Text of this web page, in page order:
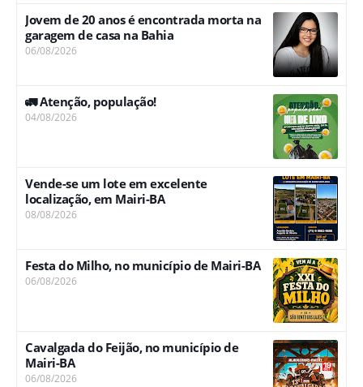
Jovem de 20 anos é encontrada morta na
garagem de casa na Bahia
06/08/2026
🚛 Atenção, população!
04/08/2026
Vende-se um lote em excelente
localização, em Mairi-BA
08/08/2026
Festa do Milho, no município de Mairi-BA
06/08/2026
Cavalgada do Feijão, no município de
Mairi-BA
06/08/2026